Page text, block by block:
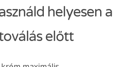
helyesen a
előtt